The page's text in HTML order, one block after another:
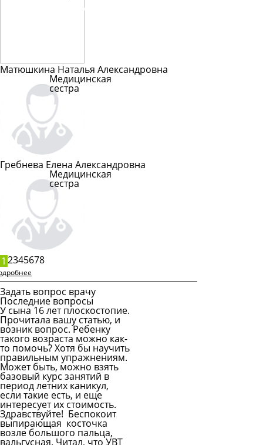
Подробнее
Матюшкина Наталья Александровна
Медицинская
сестра
Гребнева Елена Александровна
Медицинская
сестра
1 2345678
Задать вопрос врачу
Последние вопросы
У сына 16 лет плоскостопие.
Прочитала вашу статью, и
возник вопрос. Ребенку
такого возраста можно как-
то помочь? Хотя бы научить
правильным упражнениям.
Может быть, можно взять
базовый курс занятий в
период летних каникул,
если такие есть, и еще
интересует их стоимость.
Здравствуйте! Беспокоит
выпирающая косточка
возле большого пальца,
вальгусная. Читал, что УВТ